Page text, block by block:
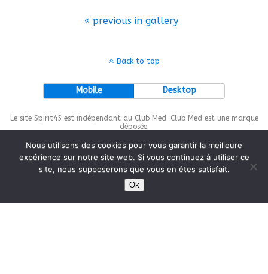
« previous in gallery
Back to top
Mobile Desktop
Le site Spirit45 est indépendant du Club Med. Club Med est une marque
déposée.
This site is protected bywp-copyrightpro.com
Nous utilisons des cookies pour vous garantir la meilleure
expérience sur notre site web. Si vous continuez à utiliser ce
site, nous supposerons que vous en êtes satisfait.
Ok